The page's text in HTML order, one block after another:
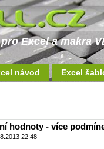
Excel a makra
návod Excel
hodnoty - více
22:48